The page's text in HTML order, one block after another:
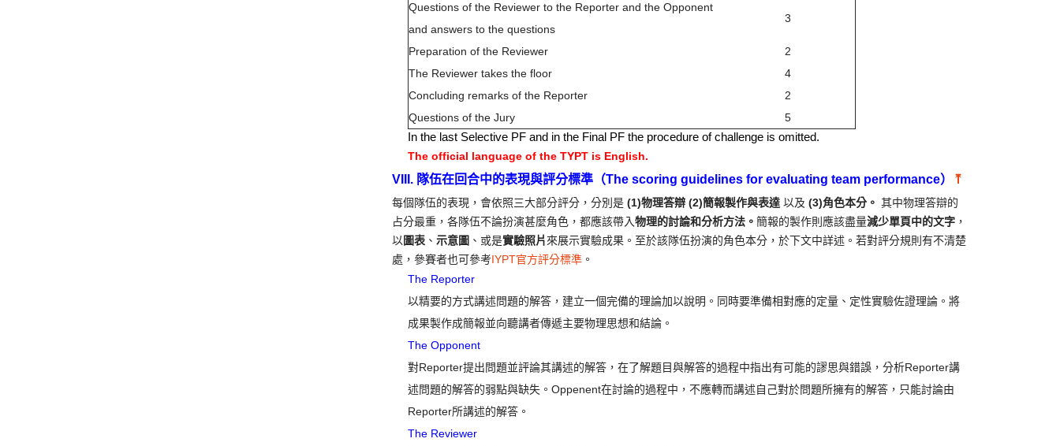
Questions of the Reviewer to the Reporter and the Opponent
and answers to the questions
3
Preparation of the Reviewer
2
The Reviewer takes the floor
4
Concluding remarks of the Reporter
2
Questions of the Jury
5
In the last Selective PF and in the Final PF the procedure of challenge is omitted.
The official language of the TYPT is English.
VIII. 隊伍在回合中的表現與評分標準（The scoring guidelines for evaluating team performance） ⤒
每個隊伍的表現，會依照三大部分評分，分別是 (1)物理答辯 (2)簡報製作與表達 以及 (3)角色本分。 其中物理答辯的
占分最重，各隊伍不論扮演甚麼角色，都應該帶入物理的討論和分析方法。 簡報的製作則應該盡量減少單頁中的文字 ，
以圖表 、 示意圖 、或是實驗照片來展示實驗成果。至於該隊伍扮演的角色本分，於下文中詳述。若對評分規則有不清楚
處，參賽者也可參考IYPT官方評分標準 。
The Reporter
以精要的方式講述問題的解答，建立一個完備的理論加以說明。同時要準備相對應的定量、定性實驗佐證理論。將
成果製作成簡報並向聽講者傳遞主要物理思想和結論。
The Opponent
對Reporter提出問題並評論其講述的解答，在了解題目與解答的過程中指出有可能的謬思與錯誤，分析Reporter講
述問題的解答的弱點與缺失。Oppenent在討論的過程中，不應轉而講述自己對於問題所擁有的解答，只能討論由
Reporter所講述的解答。
The Reviewer